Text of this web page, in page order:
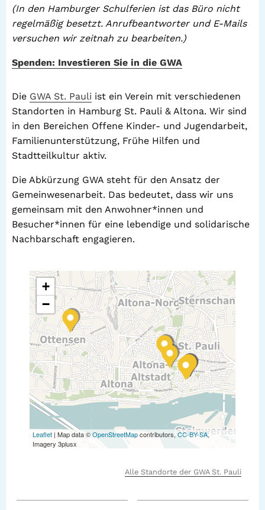
(In den Hamburger Schulferien ist das Büro nicht
regelmäßig besetzt. Anrufbeantworter und E-Mails
versuchen wir zeitnah zu bearbeiten.)
Spenden: Investieren Sie in die GWA
Die GWA St. Pauli ist ein Verein mit verschiedenen
Standorten in Hamburg St. Pauli & Altona. Wir sind
in den Bereichen Offene Kinder- und Jugendarbeit,
Familienunterstützung, Frühe Hilfen und
Stadtteilkultur aktiv.
Die Abkürzung GWA steht für den Ansatz der
Gemeinwesenarbeit. Das bedeutet, dass wir uns
gemeinsam mit den Anwohner*innen und
Besucher*innen für eine lebendige und solidarische
Nachbarschaft engagieren.
+
−
Leaflet | Map data ©OpenStreetMapcontributors, CC-BY-SA,
Imagery 3plusx
Alle Standorte der GWA St. Pauli